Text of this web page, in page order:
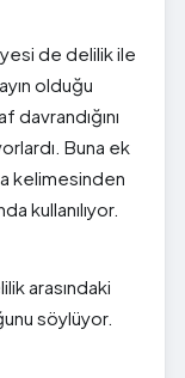
de delilik ile
olduğu
Buna ek
kelimesinden
kullanılıyor.
arasındaki
söylüyor.